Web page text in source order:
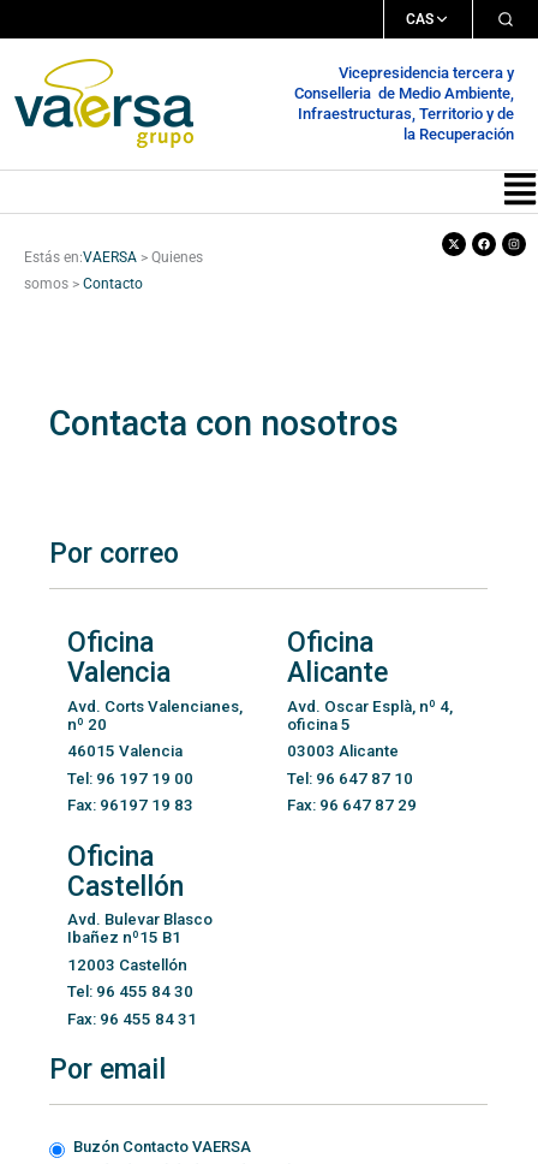
contenido
CAS
Vicepresidencia tercera y
Conselleria de Medio Ambiente,
Infraestructuras, Territorio y de
la Recuperación
Estás en:VAERSA > Quienes
somos > Contacto
X-
twitter
Facebook